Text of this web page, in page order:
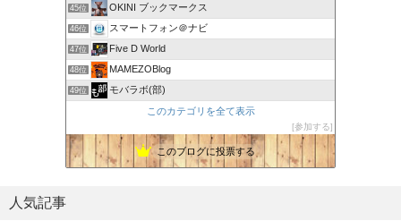
45位 OKINI ブックマークス
46位 スマートフォン＠ナビ
47位 Five D World
48位 MAMEZOBlog
49位 モバラボ(部)
このカテゴリを全て表示
参加する
このブログに投票する
人気記事